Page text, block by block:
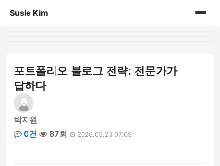
Susie Kim
포트폴리오 블로그 전략: 전문가가
답하다
박지원
0건
87회 2026.05.23 07:09